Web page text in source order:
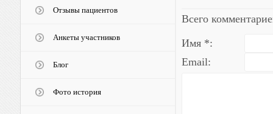
Отзывы пациентов
Анкеты участников
Блог
Фото история
Всего
Имя *:
Email: